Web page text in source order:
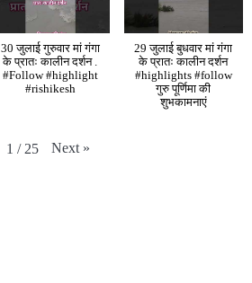
30 जुलाई गुरुवार मां गंगा
के प्रातः कालीन दर्शन .
#Follow #highlight
#rishikesh
29 जुलाई बुधवार मां गंगा
के प्रातः कालीन दर्शन
#highlights #follow
गुरु पूर्णिमा की
शुभकामनाएं
1 / 25 Next »